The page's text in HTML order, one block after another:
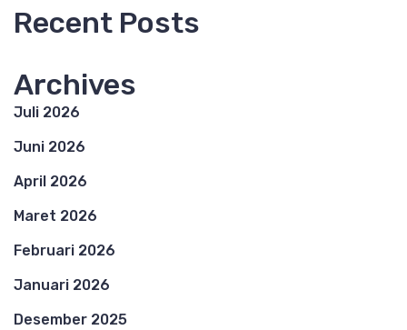
Recent Posts
Archives
Juli 2026
Juni 2026
April 2026
Maret 2026
Februari 2026
Januari 2026
Desember 2025